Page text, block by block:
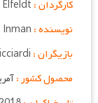
کارگردان :
نویسنده : Inman
بازیگران :
محصول کشور :